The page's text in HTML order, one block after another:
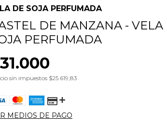
DE SOJA PERFUMADA
DE MANZANA - VELA
PERFUMADA
sin impuestos $25.619,83
MEDIOS DE PAGO